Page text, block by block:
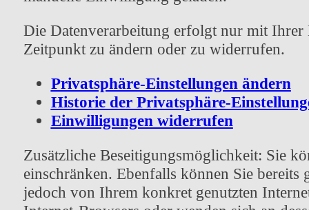
Die Datenverarbeitung erfolgt nur mit
Zeitpunkt zu ändern oder zu widerrufen.
Privatsphäre-Einstellungen ändern
Historie der Privatsphäre-
Einwilligungen widerrufen
Zusätzliche Beseitigungsmöglichkeit: Sie
einschränken. Ebenfalls können Sie
jedoch von Ihrem konkret genutzten